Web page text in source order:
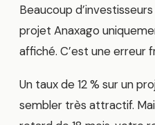
Beaucoup
projet Anaxago
affiché. C’est une erreur
Un taux de 12 % sur un
sembler très attractif.